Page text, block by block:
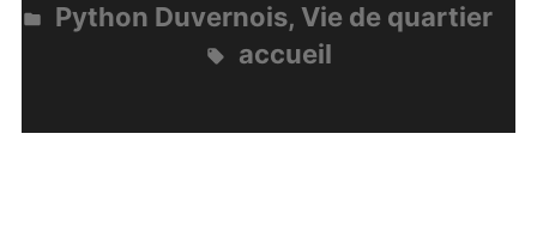
Python Duvernois, Vie de quartier
accueil